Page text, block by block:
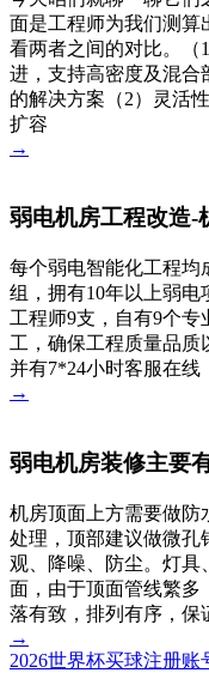
面是工程师为我们测算
看两者之间的对比。（
进，支持高密度及混合
的解决方案（2）灵活
扩容
→
弱电机房工程改造-
每个弱电智能化工程均
组，拥有10年以上弱电
工程师9支，自有9个
工，确保工程质量品质
并有7*24小时客服在线
→
弱电机房装修主要
机房顶面上方需要做防
处理，顶部建议做微孔
观、降噪、防尘。灯具
面，由于顶面管线繁多
落有致，排列有序，保
→
2026世界杯买球注册账